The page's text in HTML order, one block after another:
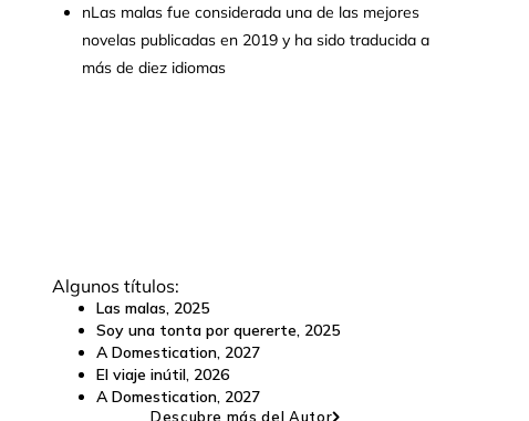
nLas malas fue considerada una de las mejores
novelas publicadas en 2019 y ha sido traducida a
más de diez idiomas
Algunos títulos:
Las malas, 2025
Soy una tonta por quererte, 2025
A Domestication, 2027
El viaje inútil, 2026
A Domestication, 2027
Descubre más del Autor